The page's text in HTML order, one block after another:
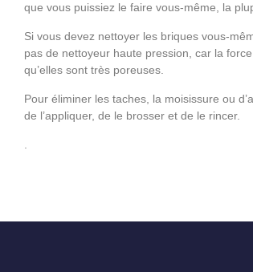
que vous puissiez le faire vous-même, la
Si vous devez nettoyer les briques vous-
pas de nettoyeur haute pression, car la
qu’elles sont très poreuses.
Pour éliminer les taches, la moisissure ou
de l’appliquer, de le brosser et de le rincer.
.